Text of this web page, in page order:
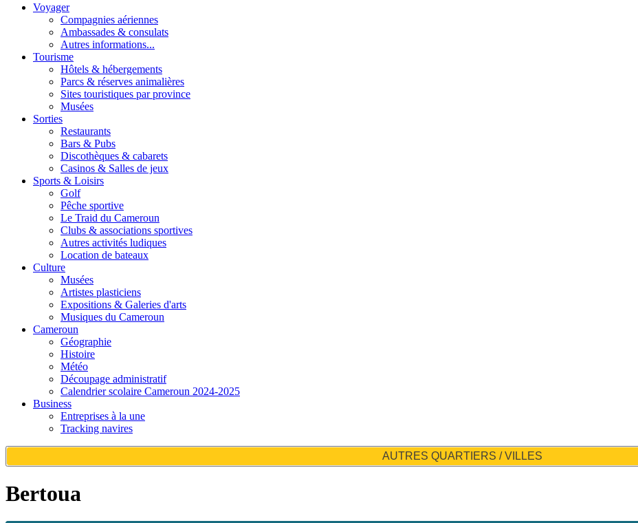
Voyager
Compagnies aériennes
Ambassades & consulats
Autres informations...
Tourisme
Hôtels & hébergements
Parcs & réserves animalières
Sites touristiques par province
Musées
Sorties
Restaurants
Bars & Pubs
Discothèques & cabarets
Casinos & Salles de jeux
Sports & Loisirs
Golf
Pêche sportive
Le Traid du Cameroun
Clubs & associations sportives
Autres activités ludiques
Location de bateaux
Culture
Musées
Artistes plasticiens
Expositions & Galeries d'arts
Musiques du Cameroun
Cameroun
Géographie
Histoire
Météo
Découpage administratif
Calendrier scolaire Cameroun 2024-2025
Business
Entreprises à la une
Tracking navires
AUTRES QUARTIERS / VILLES
Bertoua